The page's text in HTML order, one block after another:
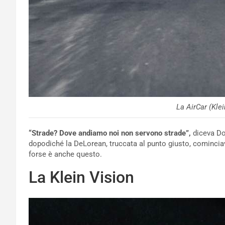
La AirCar
“Strade? Dove andiamo noi non servono strade”, diceva
dopodiché la DeLorean, truccata al punto giusto,
forse è anche questo.
La Klein Vision